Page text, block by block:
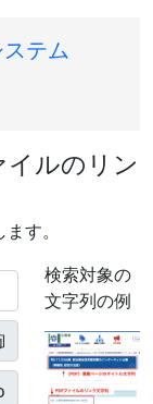
テム
イルのリン
す。
検索対象の
文字列の例